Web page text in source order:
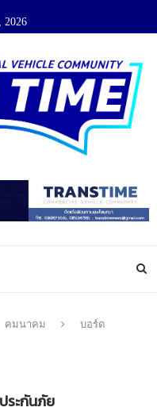
2026
คมนาคม
บอร์ด
ระกันภัย